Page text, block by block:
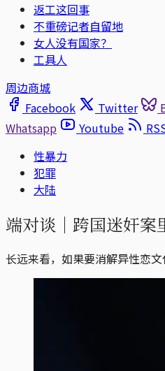
返工这回事
不重磅记者自留地
女人没有国家？
工具人
周边商城
Facebook
Twitter
Whatsapp
Youtube
性暴力
犯罪
大陆
端对谈｜跨国迷奸案
长远来看，如果要消解异性恋